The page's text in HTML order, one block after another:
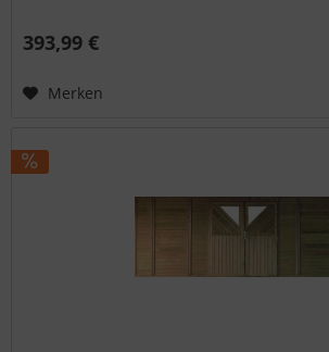
393,99 €
Merken